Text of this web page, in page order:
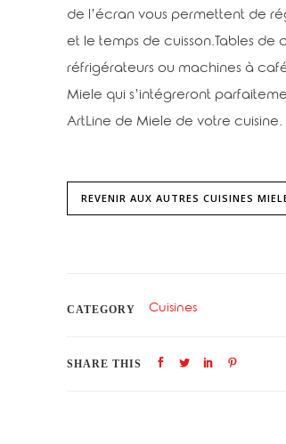
de l’écran vous permettent de
et le temps de cuisson.Tables de
réfrigérateurs ou machines à
Miele qui s’intégreront
ArtLine de Miele de votre cuisine.
REVENIR AUX AUTRES CUISINES
CATEGORY Cuisines
SHARE THIS